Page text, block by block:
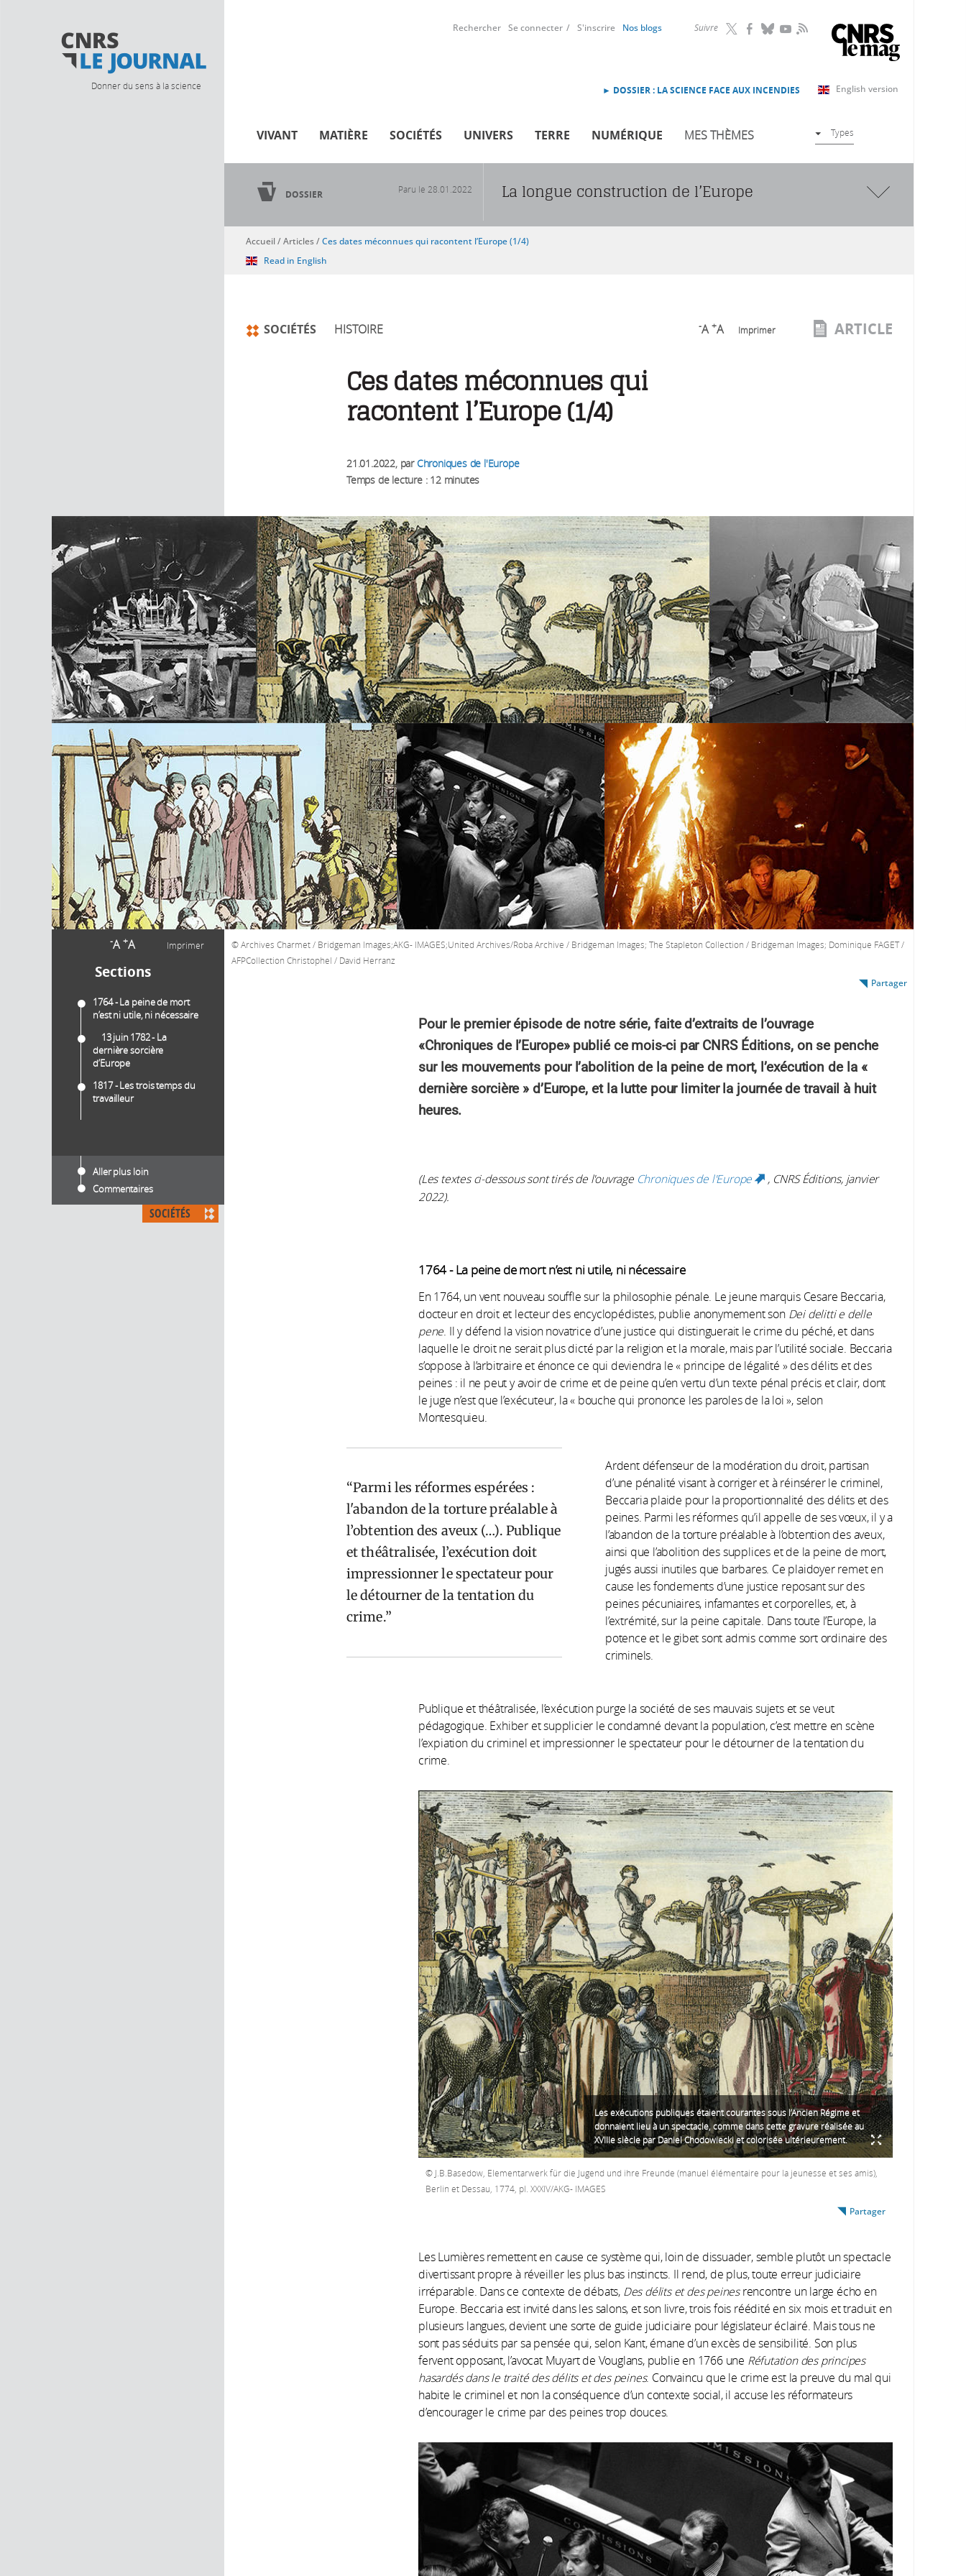
Donner du sens à la science
Suivre RSS
Rechercher Se connecter S'inscrire Nos blogs
English version
► DOSSIER : LA SCIENCE FACE AUX INCENDIES
VIVANT MATIÈRE SOCIÉTÉS UNIVERS TERRE NUMÉRIQUE MES THÈMES Types
-A +A Imprimer
Sections
1764 - La peine de mort
n’est ni utile, ni nécessaire
13 juin 1782 - La
dernière sorcière
d’Europe
1817 - Les trois temps du
travailleur
Aller plus loin
Commentaires
SOCIÉTÉS
DOSSIER Paru le 28.01.2022 La longue construction de l’Europe
Vous êtes ici
Accueil/Articles/Ces dates méconnues qui racontent l’Europe (1/4)
Read in English
SOCIÉTÉS HISTOIRE -A +A Imprimer ARTICLE
Ces dates méconnues qui
racontent l’Europe (1/4)
21.01.2022, parChroniques de l'Europe
Temps de lecture : 12 minutes
Archives Charmet / Bridgeman Images;AKG- IMAGES;United Archives/Roba Archive / Bridgeman Images; The Stapleton Collection / Bridgeman Images; Dominique FAGET /
AFPCollection Christophel / David Herranz
Partager
Pour le premier épisode de notre série, faite d’extraits de l’ouvrage
«Chroniques de l’Europe» publié ce mois-ci par CNRS Éditions, on se penche
sur les mouvements pour l’abolition de la peine de mort, l’exécution de la «
dernière sorcière » d’Europe, et la lutte pour limiter la journée de travail à huit
heures.
(Les textes ci-dessous sont tirés de l'ouvrage Chroniques de l'Europe (link is external)
, CNRS Éditions, janvier
2022).
1764 - La peine de mort n’est ni utile, ni nécessaire
En 1764, un vent nouveau souffle sur la philosophie pénale. Le jeune marquis Cesare Beccaria,
docteur en droit et lecteur des encyclopédistes, publie anonymement son Dei delitti e delle
pene. Il y défend la vision novatrice d’une justice qui distinguerait le crime du péché, et dans
laquelle le droit ne serait plus dicté par la religion et la morale, mais par l’utilité sociale. Beccaria
s’oppose à l’arbitraire et énonce ce qui deviendra le « principe de légalité » des délits et des
peines : il ne peut y avoir de crime et de peine qu’en vertu d’un texte pénal précis et clair, dont
le juge n’est que l’exécuteur, la « bouche qui prononce les paroles de la loi », selon
Montesquieu.
Parmi les réformes espérées :
l'abandon de la torture préalable à
l’obtention des aveux (…). Publique
et théâtralisée, l’exécution doit
impressionner le spectateur pour
le détourner de la tentation du
crime.
Ardent défenseur de la modération du droit, partisan
d’une pénalité visant à corriger et à réinsérer le criminel,
Beccaria plaide pour la proportionnalité des délits et des
peines. Parmi les réformes qu’il appelle de ses vœux, il y a
l’abandon de la torture préalable à l’obtention des aveux,
ainsi que l’abolition des supplices et de la peine de mort,
jugés aussi inutiles que barbares. Ce plaidoyer remet en
cause les fondements d’une justice reposant sur des
peines pécuniaires, infamantes et corporelles, et, à
l’extrémité, sur la peine capitale. Dans toute l’Europe, la
potence et le gibet sont admis comme sort ordinaire des
criminels.
Publique et théâtralisée, l’exécution purge la société de ses mauvais sujets et se veut
pédagogique. Exhiber et supplicier le condamné devant la population, c’est mettre en scène
l’expiation du criminel et impressionner le spectateur pour le détourner de la tentation du
crime.
Les exécutions publiques étaient courantes sous l’Ancien Régime et
donnaient lieu à un spectacle, comme dans cette gravure réalisée au
XVIIIe siècle par Daniel Chodowiecki et colorisée ultérieurement.
J.B.Basedow, Elementarwerk für die Jugend und ihre Freunde (manuel élémentaire pour la jeunesse et ses amis),
Berlin et Dessau, 1774, pl. XXXIV/AKG- IMAGES
Partager
Les Lumières remettent en cause ce système qui, loin de dissuader, semble plutôt un spectacle
divertissant propre à réveiller les plus bas instincts. Il rend, de plus, toute erreur judiciaire
irréparable. Dans ce contexte de débats, Des délits et des peinesrencontre un large écho en
Europe. Beccaria est invité dans les salons, et son livre, trois fois réédité en six mois et traduit en
plusieurs langues, devient une sorte de guide judiciaire pour législateur éclairé. Mais tous ne
sont pas séduits par sa pensée qui, selon Kant, émane d’un excès de sensibilité. Son plus
fervent opposant, l’avocat Muyart de Vouglans, publie en 1766 une Réfutation des principes
hasardés dans le traité des délits et des peines. Convaincu que le crime est la preuve du mal qui
habite le criminel et non la conséquence d’un contexte social, il accuse les réformateurs
d’encourager le crime par des peines trop douces.